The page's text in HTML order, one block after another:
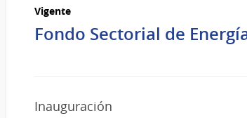
del
2026
Vigente
Fondo Sectorial de
Inauguración